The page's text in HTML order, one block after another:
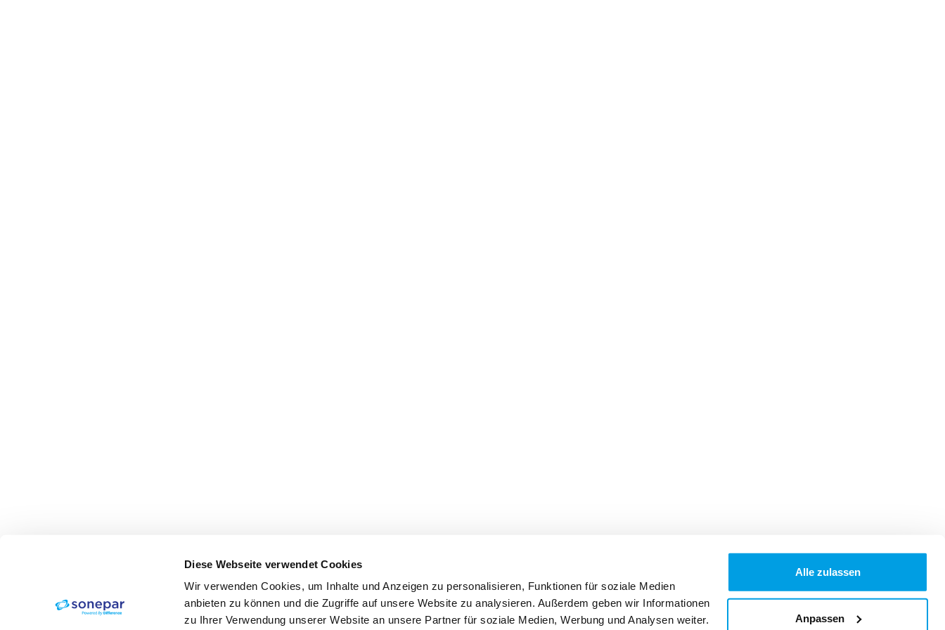
Diese Webseite verwendet Cookies
Wir verwenden Cookies, um Inhalte und Anzeigen zu personalisieren, Funktionen für soziale Medien
anbieten zu können und die Zugriffe auf unsere Website zu analysieren. Außerdem geben wir Informationen
zu Ihrer Verwendung unserer Website an unsere Partner für soziale Medien, Werbung und Analysen weiter.
Alle zulassen
Anpassen